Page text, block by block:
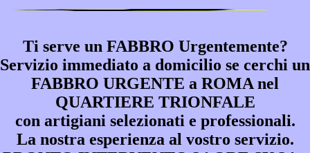
Ti serve un FABBRO Urgentemente?
Servizio immediato a domicilio se cerchi un
FABBRO URGENTE a ROMA nel
QUARTIERE TRIONFALE
con artigiani selezionati e professionali.
La nostra esperienza al vostro servizio.